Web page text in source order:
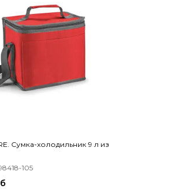
Сумка-холодильник 9 л из
105